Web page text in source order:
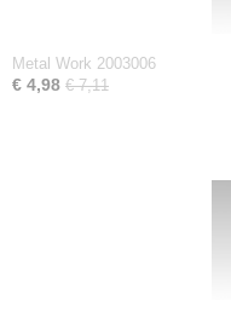
Metal Work 2003006
€ 4,98 € 7,11